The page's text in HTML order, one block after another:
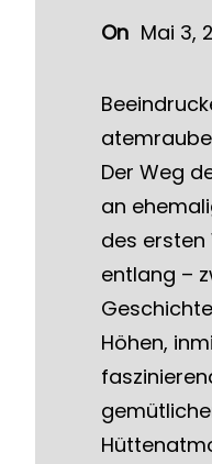
On Mai 3,
Der Weg
an
des ersten
entlang –
Höhen,